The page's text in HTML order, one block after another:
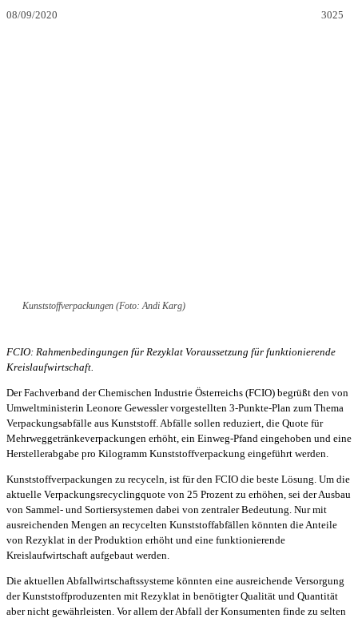
08/09/2020 3025
Kunststoffverpackungen (Foto: Andi Karg)
FCIO: Rahmenbedingungen für Rezyklat Voraussetzung für funktionierende
Kreislaufwirtschaft.
Der Fachverband der Chemischen Industrie Österreichs (FCIO) begrüßt den von
Umweltministerin Leonore Gewessler vorgestellten 3-Punkte-Plan zum Thema
Verpackungsabfälle aus Kunststoff. Abfälle sollen reduziert, die Quote für
Mehrweggetränkeverpackungen erhöht, ein Einweg-Pfand eingehoben und eine
Herstellerabgabe pro Kilogramm Kunststoffverpackung eingeführt werden.
Kunststoffverpackungen zu recyceln, ist für den FCIO die beste Lösung. Um die
aktuelle Verpackungsrecyclingquote von 25 Prozent zu erhöhen, sei der Ausbau
von Sammel- und Sortiersystemen dabei von zentraler Bedeutung. Nur mit
ausreichenden Mengen an recycelten Kunststoffabfällen könnten die Anteile
von Rezyklat in der Produktion erhöht und eine funktionierende
Kreislaufwirtschaft aufgebaut werden.
Die aktuellen Abfallwirtschaftssysteme könnten eine ausreichende Versorgung
der Kunststoffproduzenten mit Rezyklat in benötigter Qualität und Quantität
aber nicht gewährleisten. Vor allem der Abfall der Konsumenten finde zu selten